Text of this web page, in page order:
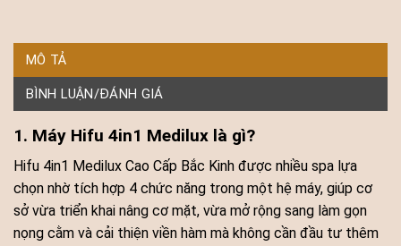
MÔ TẢ
BÌNH LUẬN/ĐÁNH GIÁ
1. Máy Hifu 4in1 Medilux là gì?
Hifu 4in1 Medilux Cao Cấp Bắc Kinh được nhiều spa lựa
chọn nhờ tích hợp 4 chức năng trong một hệ máy, giúp cơ
sở vừa triển khai nâng cơ mặt, vừa mở rộng sang làm gọn
nọng cằm và cải thiện viền hàm mà không cần đầu tư thêm